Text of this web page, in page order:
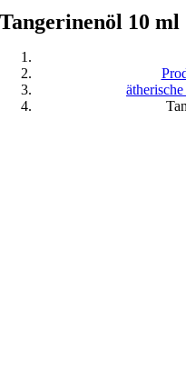
Tangerinenöl 10 ml